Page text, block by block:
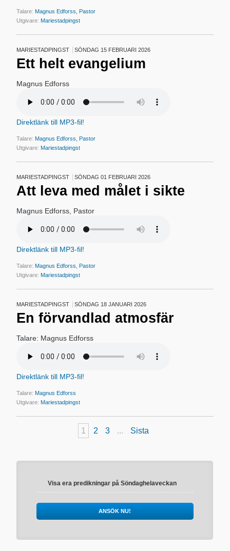
Talare:Magnus Edforss, Pastor
Utgivare:Mariestadpingst
MARIESTADPINGST SÖNDAG 15 FEBRUARI 2026
Ett helt evangelium
Magnus Edforss
Direktlänk till MP3-fil!
Talare:Magnus Edforss, Pastor
Utgivare:Mariestadpingst
MARIESTADPINGST SÖNDAG 01 FEBRUARI 2026
Att leva med målet i sikte
Magnus Edforss, Pastor
Direktlänk till MP3-fil!
Talare:Magnus Edforss, Pastor
Utgivare:Mariestadpingst
MARIESTADPINGST SÖNDAG 18 JANUARI 2026
En förvandlad atmosfär
Talare: Magnus Edforss
Direktlänk till MP3-fil!
Talare:Magnus Edforss
Utgivare:Mariestadpingst
1 2 3 ... Sista
Visa era predikningar på Söndaghelaveckan
ANSÖK NU!